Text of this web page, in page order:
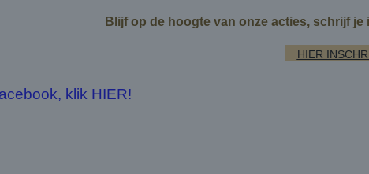
Blijf op de hoogte van onze acties, schrijf
HIER
klik HIER!